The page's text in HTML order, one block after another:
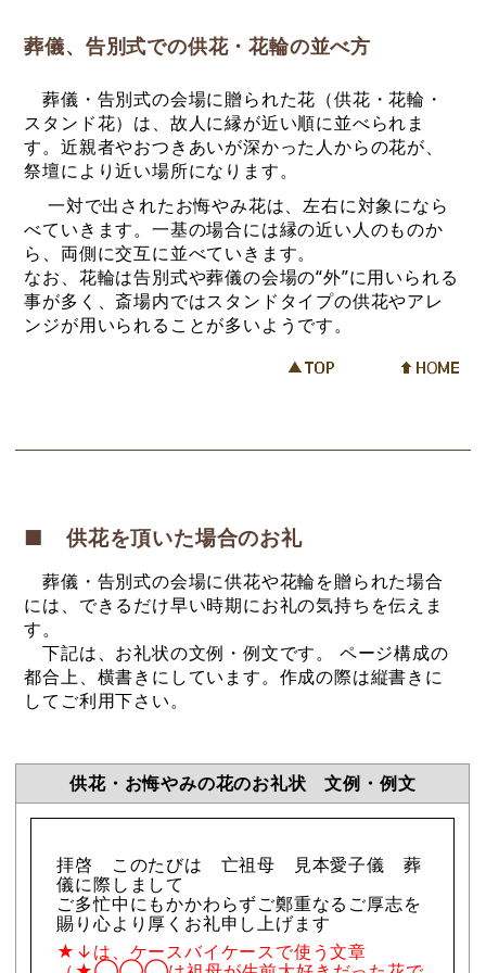
葬儀、告別式での供花・花輪の並べ方
葬儀・告別式の会場に贈られた花（供花・花輪・
スタンド花）は、故人に縁が近い順に並べられま
す。近親者やおつきあいが深かった人からの花が、
祭壇により近い場所になります。
一対で出されたお悔やみ花は、左右に対象になら
べていきます。一基の場合には縁の近い人のものか
ら、両側に交互に並べていきます。
なお、花輪は告別式や葬儀の会場の“外”に用いられる
事が多く、斎場内ではスタンドタイプの供花やアレ
ンジが用いられることが多いようです。
■ 供花を頂いた場合のお礼
葬儀・告別式の会場に供花や花輪を贈られた場合
には、できるだけ早い時期にお礼の気持ちを伝えま
す。
下記は、お礼状の文例・例文です。 ページ構成の
都合上、横書きにしています。作成の際は縦書きに
してご利用下さい。
供花・お悔やみの花のお礼状 文例・例文
拝啓 このたびは 亡祖母 見本愛子儀 葬
儀に際しまして
ご多忙中にもかかわらずご鄭重なるご厚志を
賜り心より厚くお礼申し上げます
★↓は、ケースバイケースで使う文章